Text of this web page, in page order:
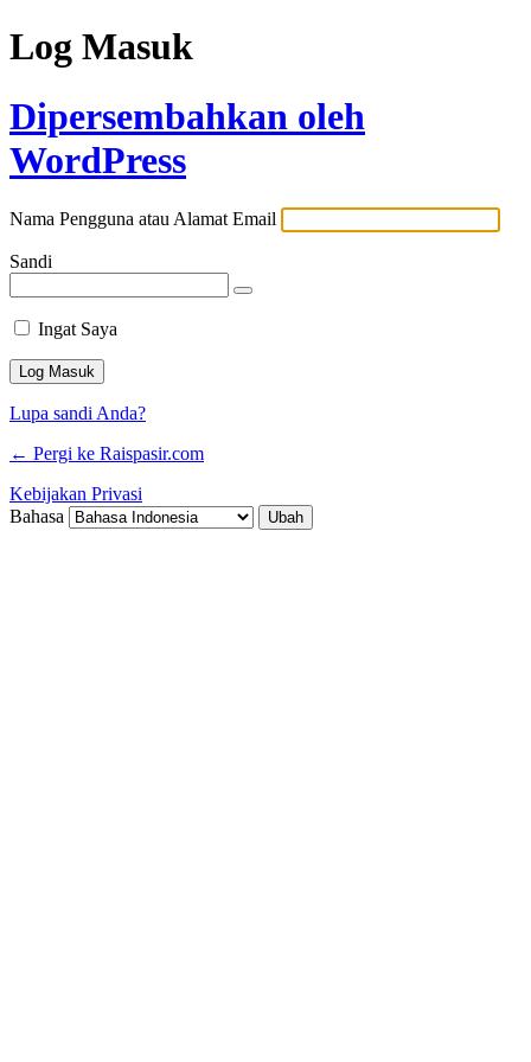
Log Masuk
Dipersembahkan oleh
WordPress
Nama Pengguna atau Alamat Email
Sandi
Ingat Saya
Lupa sandi Anda?
← Pergi ke Raispasir.com
Kebijakan Privasi
Bahasa